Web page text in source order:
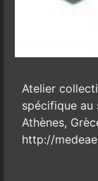
Atelier
spécifique au
Athènes,
http://